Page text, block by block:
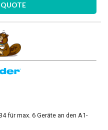
für max. 6 Geräte an den A1-